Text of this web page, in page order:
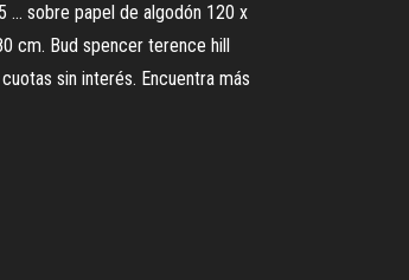
... sobre papel de algodón 120 x
cm. Bud spencer terence hill
sin interés. Encuentra más